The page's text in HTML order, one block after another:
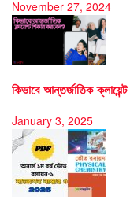
November 27, 2024
কিভাবে আন্তর্জাতিক
January 3, 2025